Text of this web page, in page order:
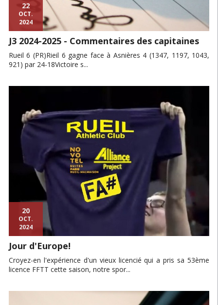
22
OCT.
2024
J3 2024-2025 - Commentaires des capitaines
Rueil 6 (PR)Rieil 6 gagne face à Asnières 4 (1347, 1197, 1043,
921) par 24-18Victoire s...
20
OCT.
2024
Jour d'Europe!
Croyez-en l'expérience d'un vieux licencié qui a pris sa 53ème
licence FFTT cette saison, notre spor...